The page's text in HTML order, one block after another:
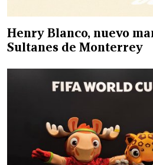
Henry Blanco, nuevo
Sultanes de Monterrey